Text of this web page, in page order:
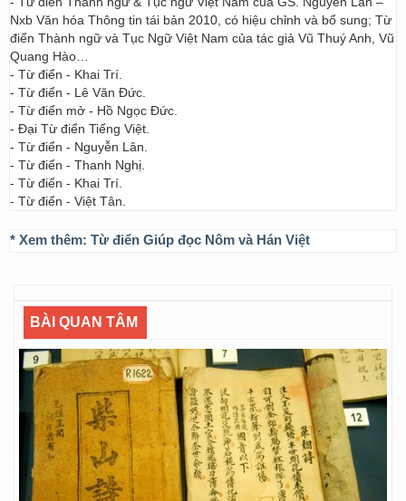
Nxb Văn hóa Thông tin tái bản 2010, có hiệu chỉnh và bổ sung; Từ
điển Thành ngữ và Tục Ngữ Việt Nam của tác giả Vũ Thuý Anh, Vũ
Quang Hào…
- Từ điển - Khai Trí.
- Từ điển - Lê Văn Đức.
- Từ điển mở - Hồ Ngọc Đức.
- Đại Từ điển Tiếng Việt.
- Từ điển - Nguyễn Lân.
- Từ điển - Thanh Nghị.
- Từ điển - Khai Trí.
- Từ điển - Việt Tân.
* Xem thêm: Từ điển Giúp đọc Nôm và Hán Việt
BÀI QUAN TÂM